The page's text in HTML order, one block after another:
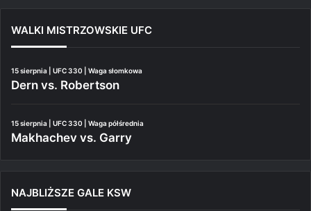
WALKI MISTRZOWSKIE UFC
15 sierpnia | UFC 330 | Waga słomkowa
Dern vs. Robertson
15 sierpnia | UFC 330 | Waga półśrednia
Makhachev vs. Garry
NAJBLIŻSZE GALE KSW